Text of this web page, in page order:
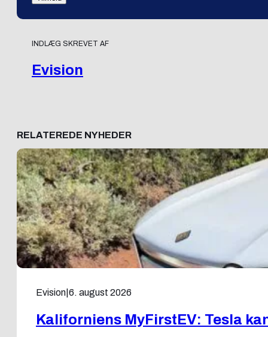
INDLÆG SKREVET AF
Evision
RELATEREDE NYHEDER
Evision 6. august 2026
Kaliforniens MyFirstEV: Tesla